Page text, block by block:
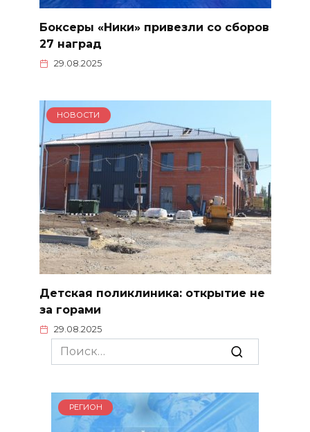
Боксеры «Ники» привезли со сборов
27 наград
29.08.2025
НОВОСТИ
Детская поликлиника: открытие не
за горами
29.08.2025
Search
for:
РЕГИОН